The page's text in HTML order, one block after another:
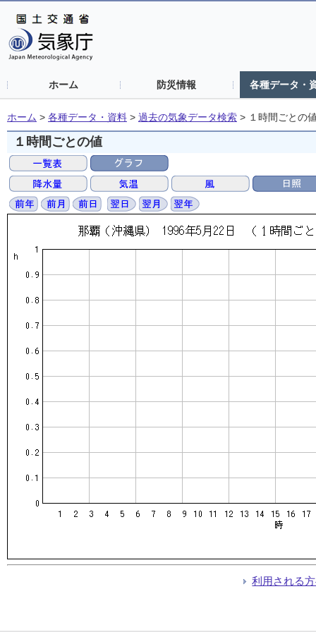
ホーム 防災情報 各種データ・
ホーム > 各種データ・資料 > 過去の気象データ検索 > １時間ごとの
１時間ごとの値
利用される